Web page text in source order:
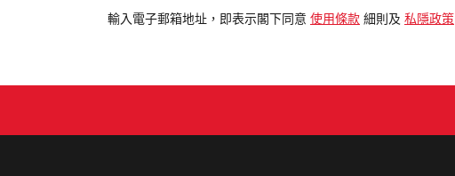
電
輸入電子郵箱地址，即表示閣下同意 使用條款 細則及 私隱政策